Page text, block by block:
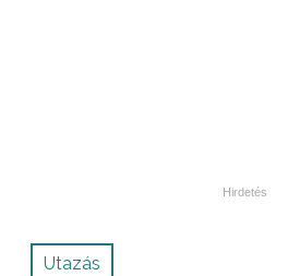
Utazás